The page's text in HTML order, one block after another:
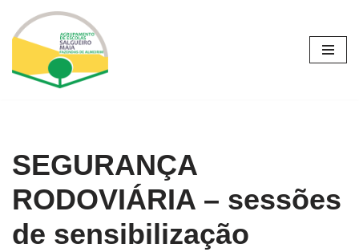
Avançar
SEGURANÇA
RODOVIÁRIA – sessões
de sensibilização